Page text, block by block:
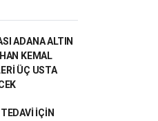
ADANA ALTIN
KEMAL
ÜÇ USTA
İÇİN